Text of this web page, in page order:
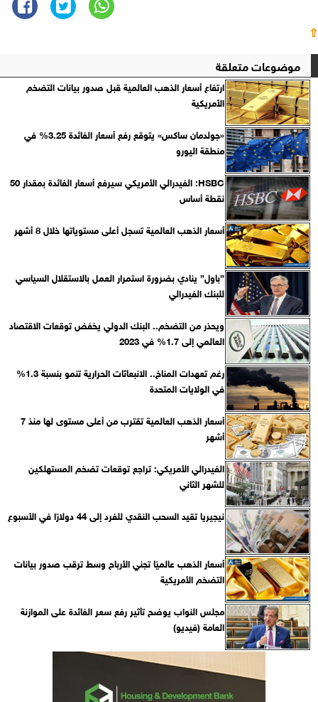
⇧
موضوعات متعلقة
ارتفاع أسعار الذهب العالمية قبل صدور بيانات التضخم
الأمريكية
«جولدمان ساكس» يتوقع رفع أسعار الفائدة 3.25% في
منطقة اليورو
HSBC: الفيدرالي الأمريكي سيرفع أسعار الفائدة بمقدار 50
نقطة أساس
أسعار الذهب العالمية تسجل أعلى مستوياتها خلال 8 أشهر
”باول” ينادي بضرورة استمرار العمل بالاستقلال السياسي
للبنك الفيدرالي
ويحذر من التضخم.. البنك الدولي يخفض توقعات الاقتصاد
العالمي إلى 1.7% في 2023
رغم تعهدات المناخ.. الانبعاثات الحرارية تنمو بنسبة 1.3%
في الولايات المتحدة
أسعار الذهب العالمية تقترب من أعلى مستوى لها منذ 7
أشهر
الفيدرالي الأمريكي: تراجع توقعات تضخم المستهلكين
للشهر الثاني
نيجيريا تقيد السحب النقدي للفرد إلى 44 دولارًا في الأسبوع
أسعار الذهب عالميًا تجني الأرباح وسط ترقب صدور بيانات
التضخم الأمريكية
مجلس النواب يوضح تأثير رفع سعر الفائدة على الموازنة
العامة (فيديو)